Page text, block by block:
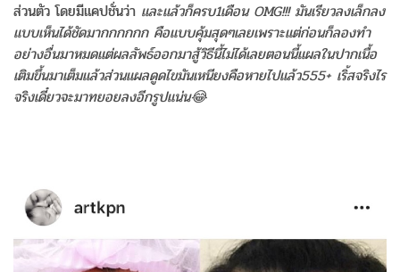
ส่วนตัว โดยมีแคปชั่นว่า และแล้วก็ครบ1เดือน OMG!!! มันเรียวลงเล็กลง
แบบเห็นได้ชัดมากกกกกก คือแบบคุ้มสุดๆเลยเพราะแต่ก่อนก็ลองทำ
อย่างอื่นมาหมดแต่ผลลัพธ์ออกมาสู้วิธีนี้ไม่ได้เลยตอนนี้แผลในปากเนื้อ
เติมขึ้นมาเต็มแล้วส่วนแผลดูดไขมันเหนียงคือหายไปแล้ว555+ เริ้สจริงไร
จริงเดี๋ยวจะมาทยอยลงอีกรูปแน่น😂